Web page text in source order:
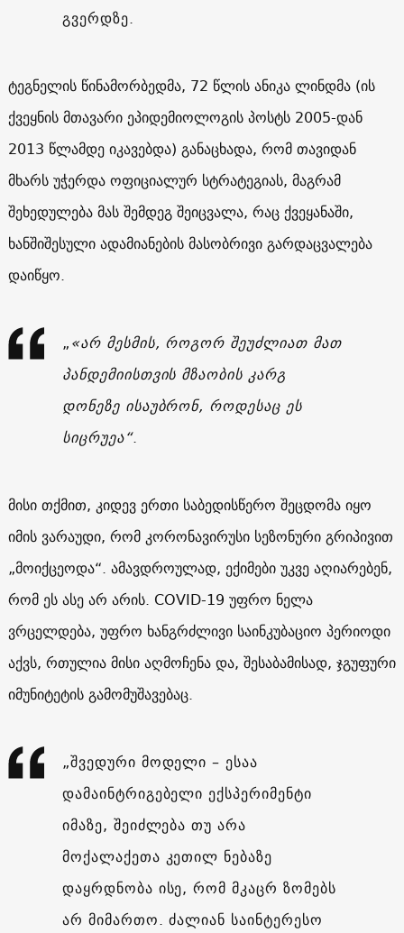
გვერდზე.
ტეგნელის წინამორბედმა, 72 წლის ანიკა ლინდმა (ის
ქვეყნის მთავარი ეპიდემიოლოგის პოსტს 2005-დან
2013 წლამდე იკავებდა) განაცხადა, რომ თავიდან
მხარს უჭერდა ოფიციალურ სტრატეგიას, მაგრამ
შეხედულება მას შემდეგ შეიცვალა, რაც ქვეყანაში,
ხანშიშესული ადამიანების მასობრივი გარდაცვალება
დაიწყო.
„«არ მესმის, როგორ შეუძლიათ მათ
პანდემიისთვის მზაობის კარგ
დონეზე ისაუბრონ, როდესაც ეს
სიცრუეა“.
მისი თქმით, კიდევ ერთი საბედისწერო შეცდომა იყო
იმის ვარაუდი, რომ კორონავირუსი სეზონური გრიპივით
„მოიქცეოდა“. ამავდროულად, ექიმები უკვე აღიარებენ,
რომ ეს ასე არ არის. COVID-19 უფრო ნელა
ვრცელდება, უფრო ხანგრძლივი საინკუბაციო პერიოდი
აქვს, რთულია მისი აღმოჩენა და, შესაბამისად, ჯგუფური
იმუნიტეტის გამომუშავებაც.
„შვედური მოდელი – ესაა
დამაინტრიგებელი ექსპერიმენტი
იმაზე, შეიძლება თუ არა
მოქალაქეთა კეთილ ნებაზე
დაყრდნობა ისე, რომ მკაცრ ზომებს
არ მიმართო. ძალიან საინტერესო